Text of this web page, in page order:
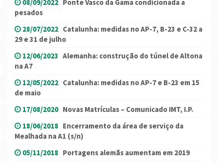
08/09/2022 Ponte Vasco da Gama condicionada a
pesados
28/07/2022 Catalunha: medidas no AP-7, B-23 e C-32 a
29 e 31 de julho
12/06/2023 Alemanha: construção do túnel de Altona
na A7
12/05/2022 Catalunha: medidas no AP-7 e B-23 em 15
de maio
17/08/2020 Novas Matrículas – Comunicado IMT, I.P.
18/06/2018 Encerramento da área de serviço da
Mealhada na A1 (s/n)
05/11/2018 Portagens alemãs aumentam em 2019